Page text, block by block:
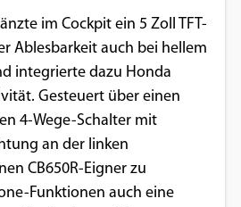
im Cockpit ein 5 Zoll TFT-
Ablesbarkeit auch bei hellem
integrierte dazu Honda
Gesteuert über einen
4-Wege-Schalter mit
an der linken
CB650R-Eigner zu
Funktionen auch eine